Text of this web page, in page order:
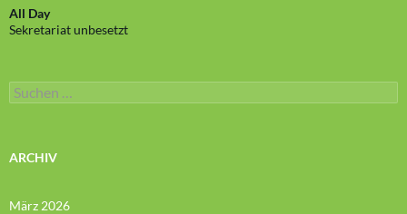
All Day
Sekretariat unbesetzt
Suchen
nach:
ARCHIV
März 2026